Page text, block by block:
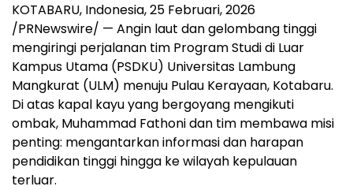
KOTABARU, Indonesia, 25 Februari, 2026
/PRNewswire/ — Angin laut dan gelombang tinggi
mengiringi perjalanan tim Program Studi di Luar
Kampus Utama (PSDKU) Universitas Lambung
Mangkurat (ULM) menuju Pulau Kerayaan, Kotabaru.
Di atas kapal kayu yang bergoyang mengikuti
ombak, Muhammad Fathoni dan tim membawa misi
penting: mengantarkan informasi dan harapan
pendidikan tinggi hingga ke wilayah kepulauan
terluar.